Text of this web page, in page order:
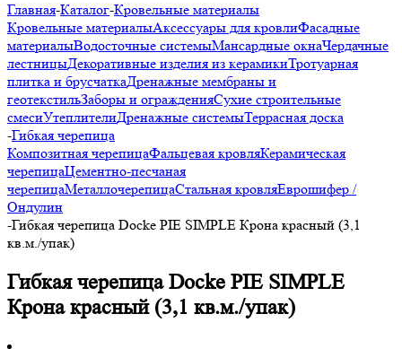
Главная-Каталог-Кровельные материалы
Кровельные материалыАксессуары для кровлиФасадные
материалыВодосточные системыМансардные окнаЧердачные
лестницыДекоративные изделия из керамикиТротуарная
плитка и брусчаткаДренажные мембраны и
геотекстильЗаборы и огражденияСухие строительные
смесиУтеплителиДренажные системыТеррасная доска
-Гибкая черепица
Композитная черепицаФальцевая кровляКерамическая
черепицаЦементно-песчаная
черепицаМеталлочерепицаСтальная кровляЕврошифер /
Ондулин
-Гибкая черепица Docke PIE SIMPLE Крона красный (3,1
кв.м./упак)
Гибкая черепица Docke PIE SIMPLE
Крона красный (3,1 кв.м./упак)